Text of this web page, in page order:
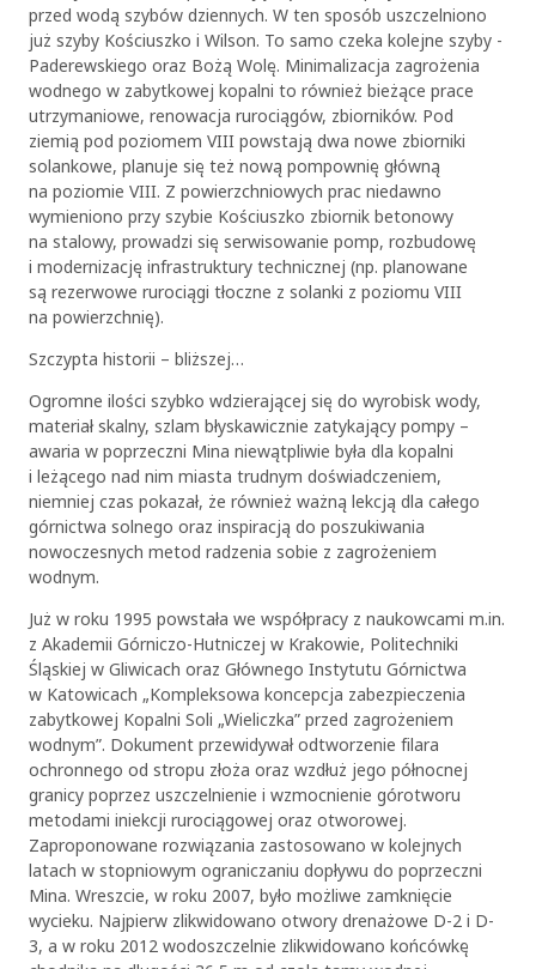
przed wodą szybów dziennych. W ten sposób uszczelniono
już szyby Kościuszko i Wilson. To samo czeka kolejne szyby -
Paderewskiego oraz Bożą Wolę. Minimalizacja zagrożenia
wodnego w zabytkowej kopalni to również bieżące prace
utrzymaniowe, renowacja rurociągów, zbiorników. Pod
ziemią pod poziomem VIII powstają dwa nowe zbiorniki
solankowe, planuje się też nową pompownię główną
na poziomie VIII. Z powierzchniowych prac niedawno
wymieniono przy szybie Kościuszko zbiornik betonowy
na stalowy, prowadzi się serwisowanie pomp, rozbudowę
i modernizację infrastruktury technicznej (np. planowane
są rezerwowe rurociągi tłoczne z solanki z poziomu VIII
na powierzchnię).
Szczypta historii – bliższej…
Ogromne ilości szybko wdzierającej się do wyrobisk wody,
materiał skalny, szlam błyskawicznie zatykający pompy –
awaria w poprzeczni Mina niewątpliwie była dla kopalni
i leżącego nad nim miasta trudnym doświadczeniem,
niemniej czas pokazał, że również ważną lekcją dla całego
górnictwa solnego oraz inspiracją do poszukiwania
nowoczesnych metod radzenia sobie z zagrożeniem
wodnym.
Już w roku 1995 powstała we współpracy z naukowcami m.in.
z Akademii Górniczo-Hutniczej w Krakowie, Politechniki
Śląskiej w Gliwicach oraz Głównego Instytutu Górnictwa
w Katowicach „Kompleksowa koncepcja zabezpieczenia
zabytkowej Kopalni Soli „Wieliczka” przed zagrożeniem
wodnym”. Dokument przewidywał odtworzenie filara
ochronnego od stropu złoża oraz wzdłuż jego północnej
granicy poprzez uszczelnienie i wzmocnienie górotworu
metodami iniekcji rurociągowej oraz otworowej.
Zaproponowane rozwiązania zastosowano w kolejnych
latach w stopniowym ograniczaniu dopływu do poprzeczni
Mina. Wreszcie, w roku 2007, było możliwe zamknięcie
wycieku. Najpierw zlikwidowano otwory drenażowe D-2 i D-
3, a w roku 2012 wodoszczelnie zlikwidowano końcówkę